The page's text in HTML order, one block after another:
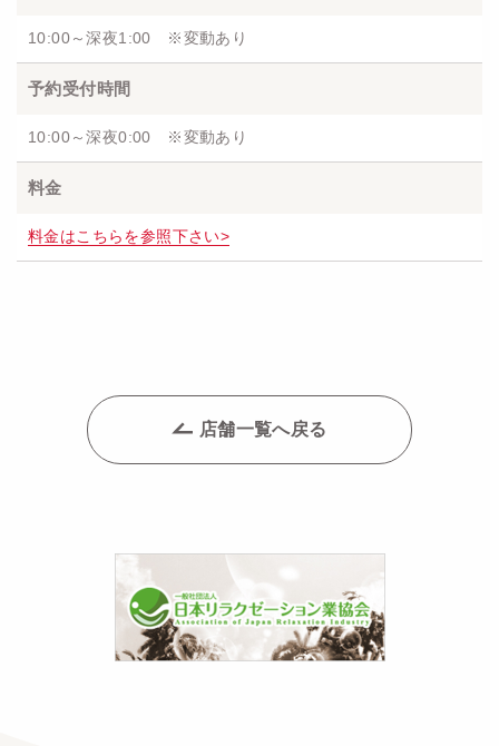
10:00～深夜1:00 ※変動あり
予約受付時間
10:00～深夜0:00 ※変動あり
料金
料金はこちらを参照下さい>
店舗一覧へ戻る